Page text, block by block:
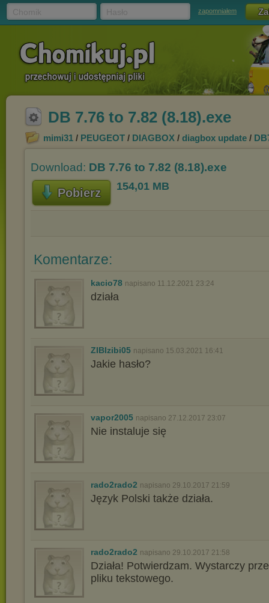
zapomniałem
DB 7.76 to 7.82 (8.18).exe
mimi31 / PEUGEOT / DIAGBOX / diagbox update /
Download: DB 7.76 to 7.82 (8.18).exe
Pobierz 154,01 MB
Komentarze:
kacio78 napisano 11.12.2021 23:24
działa
ZIBIzibi05 napisano 15.03.2021 16:41
Jakie hasło?
vapor2005 napisano 27.12.2017 23:07
Nie instaluje się
rado2rado2 napisano 29.10.2017 21:59
Język Polski także działa.
rado2rado2 napisano 29.10.2017 21:58
Działa! Potwierdzam. Wystarczy
pliku tekstowego.